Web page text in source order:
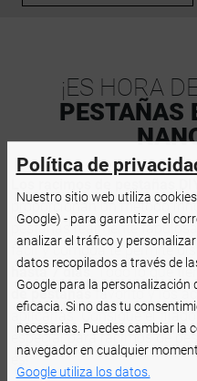
¡ES HORA
PESTAÑAS
proporcionan un método
pestañas realmente
fácil y cómoda te permite
hasta 7 días. Todo lo que
de pestañasfavorito y los
aplicarlas. Consigue el
especial para racimos de
es!
Política de
Nuestro sitio web utiliza
Google) - para garantizar el
analizar el tráfico y
datos recopilados a través de
Google para la personalización
eficacia. Si no das tu
necesarias. Puedes cambiar la
navegador en cualquier
Google utiliza los datos.